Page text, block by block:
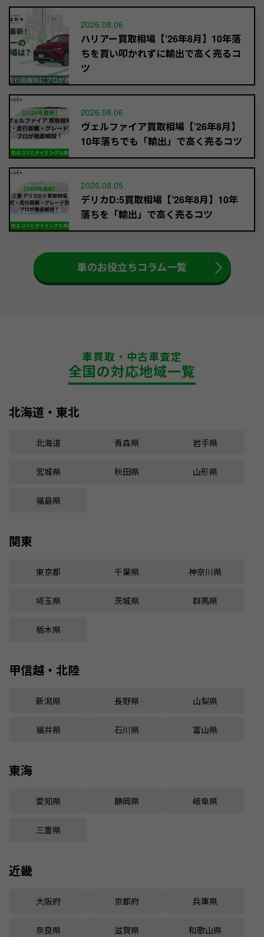
2026.08.06
ハリアー買取相場【’26年8月】10年落
ちを買い叩かれずに輸出で高く売るコ
ツ
2026.08.06
ヴェルファイア買取相場【’26年8月】
10年落ちでも「輸出」で高く売るコツ
2026.08.05
デリカD:5買取相場【’26年8月】10年
落ちを「輸出」で高く売るコツ
車のお役立ちコラム一覧
車買取・中古車査定
全国の対応地域一覧
北海道・東北
北海道 青森県 岩手県
宮城県 秋田県 山形県
福島県
関東
東京都 千葉県 神奈川県
埼玉県 茨城県 群馬県
栃木県
甲信越・北陸
新潟県 長野県 山梨県
福井県 石川県 富山県
東海
愛知県 静岡県 岐阜県
三重県
近畿
大阪府 京都府 兵庫県
奈良県 滋賀県 和歌山県